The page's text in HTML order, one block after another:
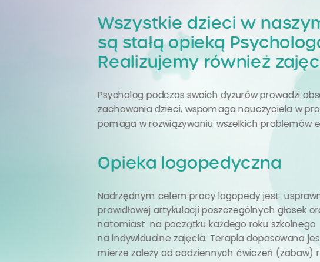
Wszystkie dzieci w
są stałą opieką
Realizujemy również
Psycholog podczas swoich dyżurów prowadzi
zachowania dzieci, wspomaga nauczyciela w
pomaga w rozwiązywaniu wszelkich problemów
Opieka logopedyczna
Nadrzędnym celem pracy logopedy jest
prawidłowej artykulacji poszczególnych głosek
natomiast na początku każdego roku szkolnego
na indywidualne zajęcia. Terapia dopasowana
mierze zależy od codziennych ćwiczeń (zabaw)